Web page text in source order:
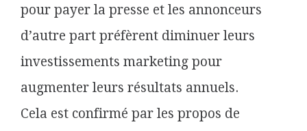
pour payer la presse et les annonceurs
d’autre part préfèrent diminuer leurs
investissements marketing pour
augmenter leurs résultats annuels.
Cela est confirmé par les propos de